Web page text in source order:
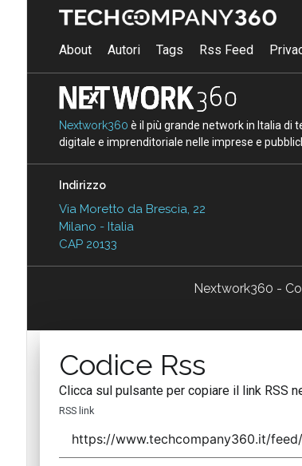
About Autori Tags Rss Feed
Nextwork360 è il più grande network in Italia di
digitale e imprenditoriale nelle imprese e
Indirizzo
Via Moretto da Brescia, 22
Milano - Italia
CAP 20133
Nextwork360 -
Codice Rss
Clicca sul pulsante per copiare il link RSS
RSS link